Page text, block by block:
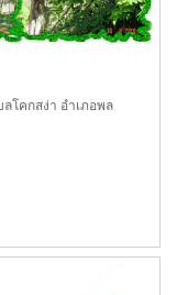
โคกสง่า อำเภอพล